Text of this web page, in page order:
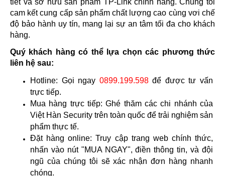
cam kết cung cấp sản phẩm chất lượng cao cùng vơi chế
độ bảo hành uy tín, mang lại sự an tâm tối đa cho khách
hàng.
Quý khách hàng có thể lựa chọn các phương thức
liên hệ sau:
Hotline: Gọi ngay 0899.199.598 để được tư vấn
trực tiếp.
Mua hàng trực tiếp: Ghé thăm các chi nhánh của
Việt Hàn Security trên toàn quốc để trải nghiệm sản
phẩm thực tế.
Đặt hàng online: Truy cập trang web chính thức,
nhấn vào nút "MUA NGAY", điền thông tin, và đội
ngũ của chúng tôi sẽ xác nhận đơn hàng nhanh
chóng.